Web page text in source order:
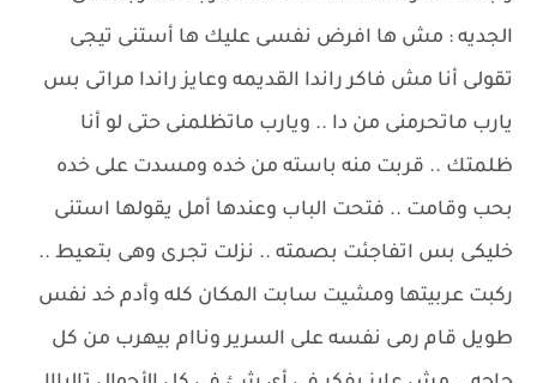
الجديه : مش ها افرض نفسى عليك ها أستنى تيجى
تقولى أنا مش فاكر راندا القديمه وعايز راندا مراتى بس
يارب ماتحرمنى من دا .. ويارب ماتظلمنى حتى لو أنا
ظلمتك .. قربت منه باسته من خده ومسدت على خده
بحب وقامت .. فتحت الباب وعندها أمل يقولها استنى
خليكى بس اتفاجئت بصمته .. نزلت تجرى وهى بتعيط ..
ركبت عربيتها ومشيت سابت المكان كله وأدم خد نفس
طويل قام رمى نفسه على السرير وناام بيهرب من كل